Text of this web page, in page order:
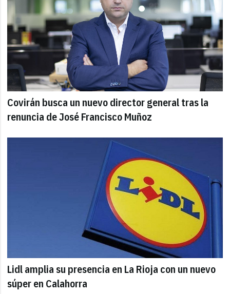
Covirán busca un nuevo director general tras la
renuncia de José Francisco Muñoz
Lidl amplia su presencia en La Rioja con un nuevo
súper en Calahorra